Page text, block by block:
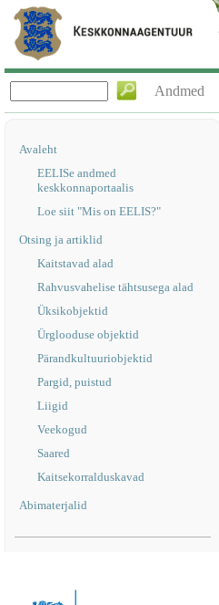
Andmed
Avaleht
EELISe andmed
keskkonnaportaalis
Loe siit "Mis on EELIS?"
Otsing ja artiklid
Kaitstavad alad
Rahvusvahelise tähtsusega alad
Üksikobjektid
Ürglooduse objektid
Pärandkultuuriobjektid
Pargid, puistud
Liigid
Veekogud
Saared
Kaitsekorralduskavad
Abimaterjalid